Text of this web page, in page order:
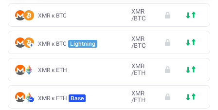
XMR к BTC
XMR
/BTC
XMR к BTC Lightning
XMR
/BTC
XMR к ETH
XMR
/ETH
XMR к ETH Base
XMR
/ETH